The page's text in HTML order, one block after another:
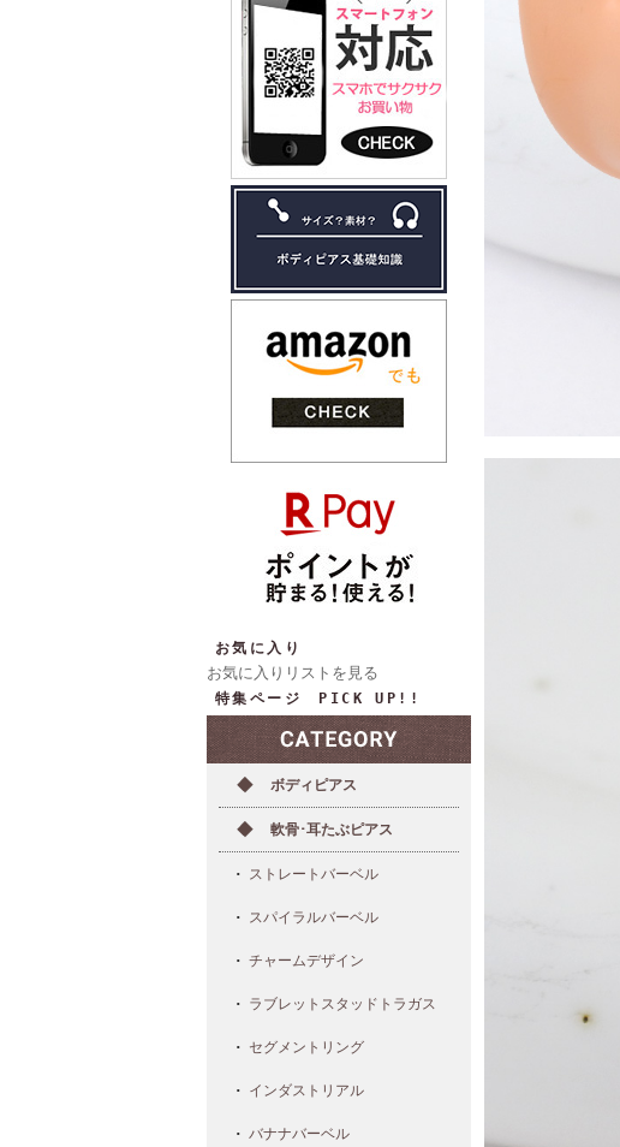
お気に入り
お気に入りリストを見る
特集ページ PICK UP!!
ボディピアス
軟骨･耳たぶピアス
ストレートバーベル
スパイラルバーベル
チャームデザイン
ラブレットスタッドトラガス
セグメントリング
インダストリアル
バナナバーベル